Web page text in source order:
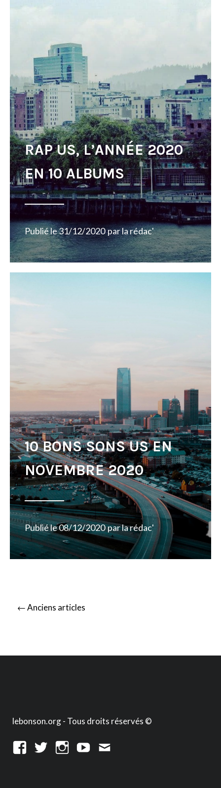
RAP US, L’ANNÉE 2020
EN 10 ALBUMS
Publié le31/12/2020 parla rédac'
10 BONS SONS US EN
NOVEMBRE 2020
Publié le08/12/2020 parla rédac'
Posts
←Anciens articles
lebonson.org - Tous droits réservés ©